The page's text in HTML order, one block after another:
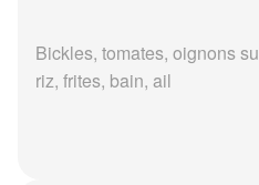
Bickles, tomates, oignons
riz, frites, bain, ail